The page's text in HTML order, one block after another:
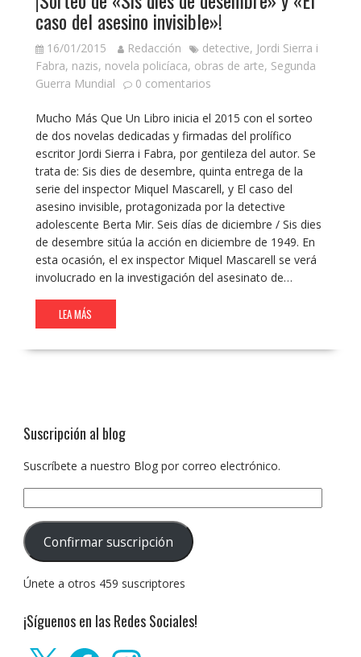
caso del asesino invisible»!
16/01/2015 Redacción detective, Jordi Sierra i
Fabra, nazis, novela policíaca, obras de arte, Segunda
Guerra Mundial
0 comentarios
Mucho Más Que Un Libro inicia el 2015 con el sorteo
de dos novelas dedicadas y firmadas del prolífico
escritor Jordi Sierra i Fabra, por gentileza del autor. Se
trata de: Sis dies de desembre, quinta entrega de la
serie del inspector Miquel Mascarell, y El caso del
asesino invisible, protagonizada por la detective
adolescente Berta Mir. Seis días de diciembre / Sis dies
de desembre sitúa la acción en diciembre de 1949. En
esta ocasión, el ex inspector Miquel Mascarell se verá
involucrado en la investigación del asesinato de…
LEA MÁS
Suscripción al blog
Suscríbete a nuestro Blog por correo electrónico.
de
correo
electrónico:
Confirmar suscripción
Únete a otros 459 suscriptores
¡Síguenos en las Redes Sociales!
FacebookInstagram